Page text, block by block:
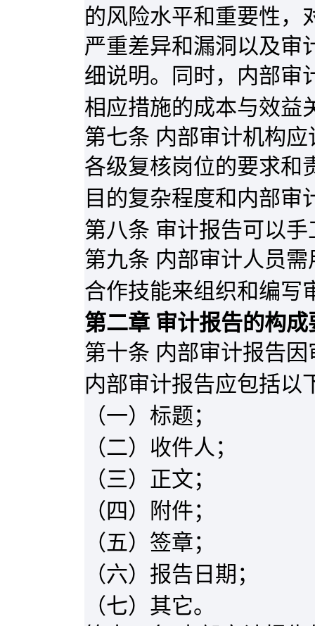
的风险水平和重要性，
严重差异和漏洞以及审
细说明。同时，内部审
相应措施的成本与效益
第七条 内部审计机构
各级复核岗位的要求和
目的复杂程度和内部
第八条 审计报告可以
第九条 内部审计人员
合作技能来组织和编写
第二章 审计报告的构成
第十条 内部审计报告
内部审计报告应包括以
（一）标题；
（二）收件人；
（三）正文；
（四）附件；
（五）签章；
（六）报告日期；
（七）其它。